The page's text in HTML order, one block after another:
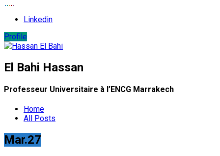
Linkedin
Profile
El Bahi Hassan
Professeur Universitaire à l’ENCG Marrakech
Home
All Posts
Mar.27